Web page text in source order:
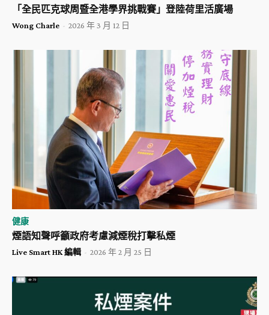
「全民匹克球周暨全港學界挑戰賽」登陸荷里活廣場
Wong Charle - 2026 年 3 月 12 日
健康
煙語知聲呼籲政府考慮減煙稅打擊私煙
Live Smart HK 編輯 - 2026 年 2 月 25 日